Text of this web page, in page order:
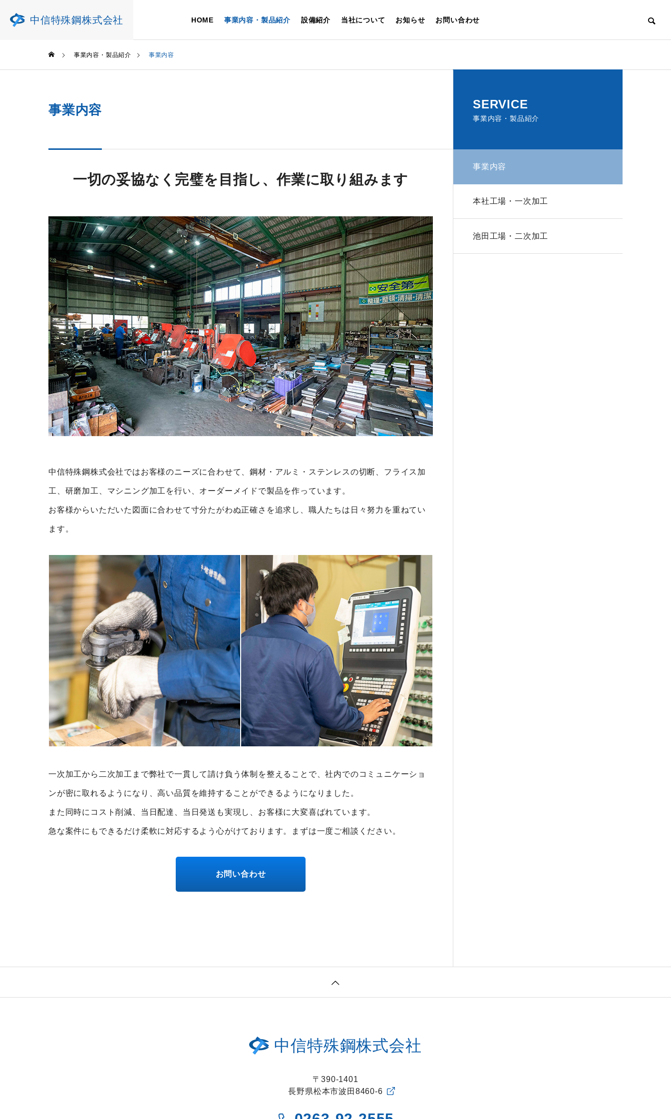
中信特殊鋼株式会社 HOME 事業内容・製品紹介 設備紹介 当社について お知らせ お問い合わせ
COMPANY
当社について
事業内容
BUSINESS HEADQUARTERS
池田工場・二次加工
事業内容・製品紹介 事業内容
事業内容
一切の妥協なく完璧を目指し、作業に取り組みます
中信特殊鋼株式会社ではお客様のニーズに合わせて、鋼材・アルミ・ステンレスの切断、フライス加
工、研磨加工、マシニング加工を行い、オーダーメイドで製品を作っています。
お客様からいただいた図面に合わせて寸分たがわぬ正確さを追求し、職人たちは日々努力を重ねてい
ます。
一次加工から二次加工まで弊社で一貫して請け負う体制を整えることで、社内でのコミュニケーショ
ンが密に取れるようになり、高い品質を維持することができるようになりました。
また同時にコスト削減、当日配達、当日発送も実現し、お客様に大変喜ばれています。
急な案件にもできるだけ柔軟に対応するよう心がけております。まずは一度ご相談ください。
お問い合わせ
SERVICE
事業内容・製品紹介
事業内容
本社工場・一次加工
池田工場・二次加工
中信特殊鋼株式会社
〒390-1401
長野県松本市波田8460-6